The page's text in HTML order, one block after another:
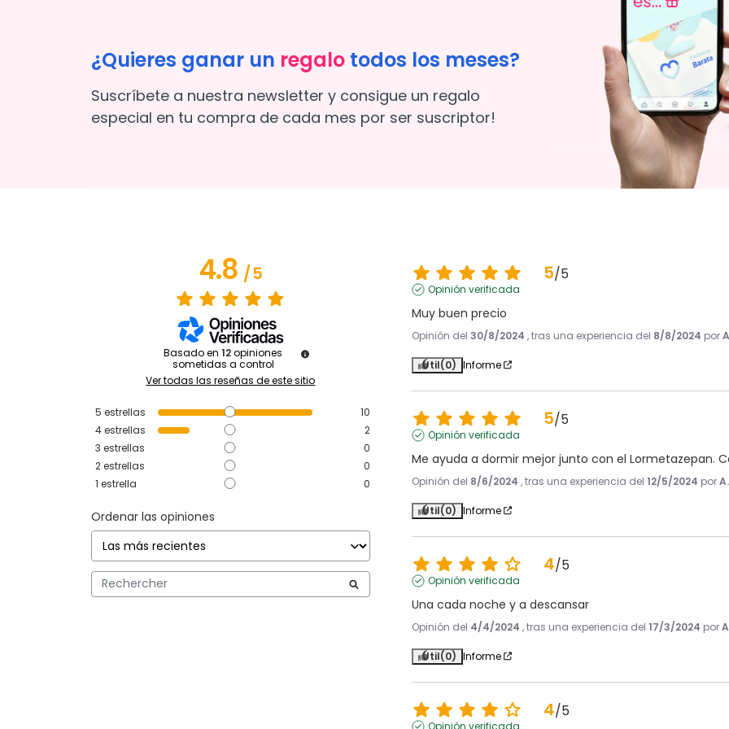
¿Quieres ganar un regalo todos los meses?
Suscríbete a nuestra newsletter y consigue un regalo
especial en tu compra de cada mes por ser suscriptor!
4.8/5
Basado en12opiniones
sometidas a control
Ver todas las reseñas de este sitio
5 estrellas
10
4estrellas
2
3 estrellas
0
2estrellas
0
1 estrella 0
Ordenar las opiniones
5/5
Opinión verificada
Muy buen precio
Opinión del30/8/2024 , tras una experiencia del 8/8/2024 por
Útil(0) Informe
5/5
Opinión verificada
Me ayuda a dormir mejor junto con el Lormetazepan.
Opinión del 8/6/2024 , tras una experiencia del 12/5/2024 por
Útil(0) Informe
4/5
Opinión verificada
Una cada noche y a descansar
Opinión del 4/4/2024 , tras una experiencia del 17/3/2024 por
Útil(0) Informe
4/5
Opinión verificada